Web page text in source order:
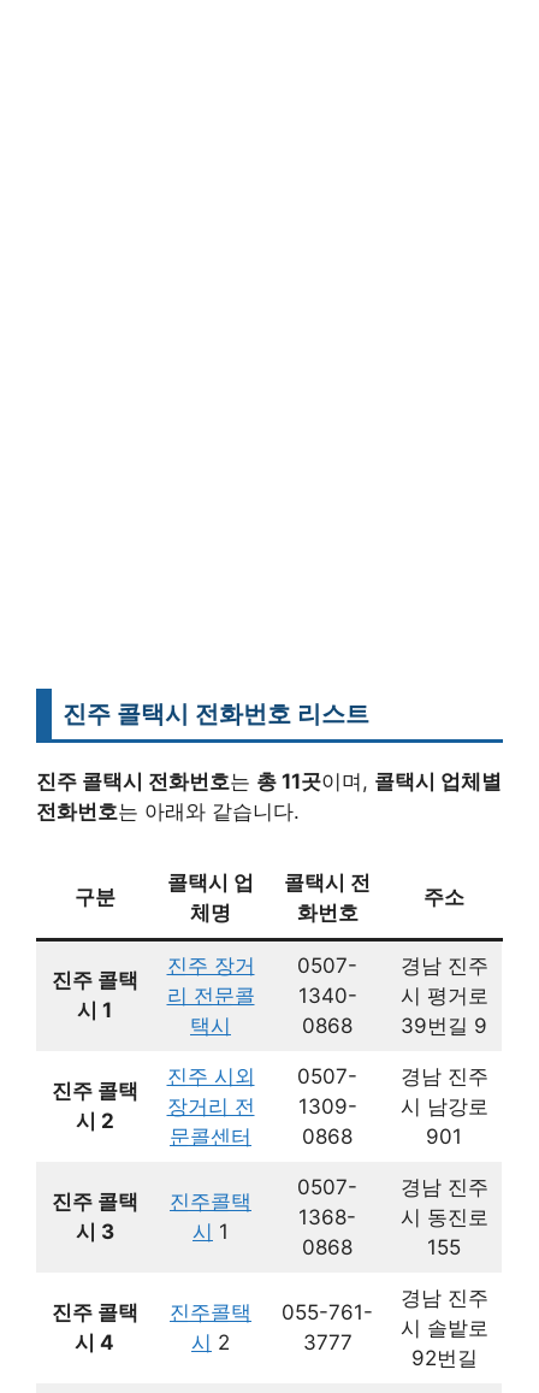
진주 콜택시 전화번호 리스트
진주 콜택시 전화번호는 총 11곳이며, 콜택시 업체별
전화번호는 아래와 같습니다.
구분
콜택시 업
체명
콜택시 전
화번호
주소
진주 콜택
시 1
진주 장거
리 전문콜
택시
0507-
1340-
0868
경남 진주
시 평거로
39번길 9
진주 콜택
시 2
진주 시외
장거리 전
문콜센터
0507-
1309-
0868
경남 진주
시 남강로
901
진주 콜택
시 3
진주콜택
시 1
0507-
1368-
0868
경남 진주
시 동진로
155
진주 콜택
시 4
진주콜택
시 2
055-761-
3777
경남 진주
시 솔밭로
92번길